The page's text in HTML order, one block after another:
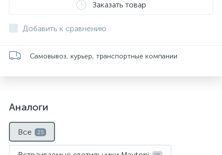
Заказать товар
Добавить к сравнению
Самовывоз, курьер, транспортные компании
Аналоги
Все 25